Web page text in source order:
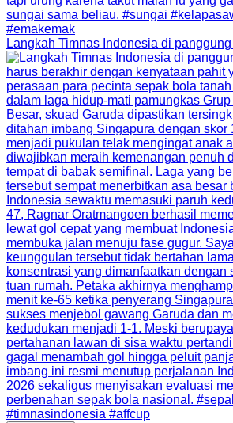
Langkah Timnas Indonesia di